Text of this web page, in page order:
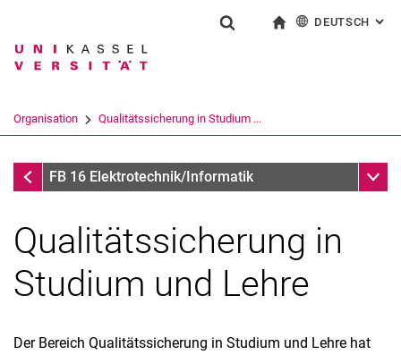
Springe direkt zu: Inhalt
Springe direkt zu: Suche
Springe direkt zu:
Suchbegriff
Suchen (öffnet externen Link in einem
DEUTSCH :
Organisation Qualitätssicherung in Studium ...
Organisation
FB 16 Elektrotechnik/Informatik
Qualitätssicherung in
Studium und Lehre
Der Bereich Qualitätssicherung in Studium und Lehre hat